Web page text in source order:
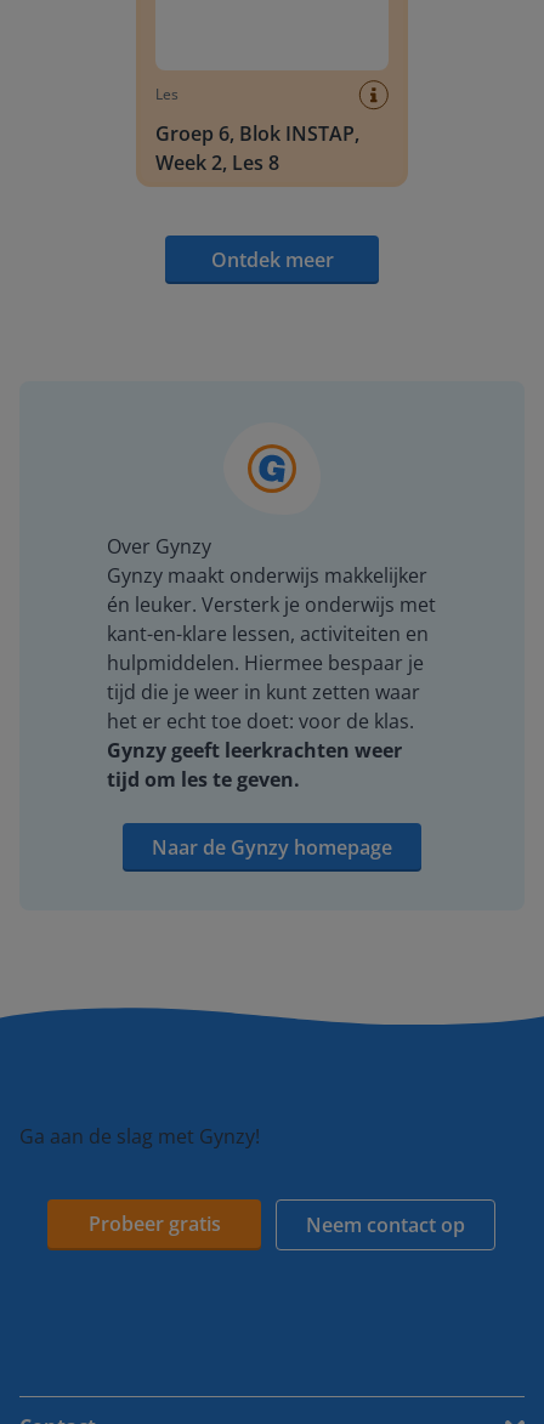
Les
Groep 6, Blok INSTAP,
Week 2, Les 8
Ontdek meer
Over Gynzy
Gynzy maakt onderwijs makkelijker
én leuker. Versterk je onderwijs met
kant-en-klare lessen, activiteiten en
hulpmiddelen. Hiermee bespaar je
tijd die je weer in kunt zetten waar
het er echt toe doet: voor de klas.
Gynzy geeft leerkrachten weer
tijd om les te geven.
Naar de Gynzy homepage
Ga aan de slag met Gynzy!
Probeer gratis Neem contact op